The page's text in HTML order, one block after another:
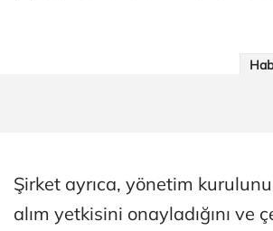
Şirket ayrıca, yönetim
alım yetkisini onayladığını